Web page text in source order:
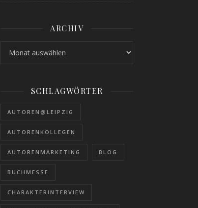
ARCHIV
SCHLAGWÖRTER
AUTOREN@LEIPZIG
AUTORENKOLLEGEN
AUTORENMARKETING BLOG
BUCHMESSE
CHARAKTERINTERVIEW